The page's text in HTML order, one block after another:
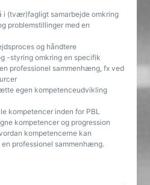
i (tvær)fagligt samarbejde omkring
problemstillinger med en
og håndtere
-styring omkring en specifik
professionel sammenhæng, fx ved
egen kompetenceudvikling
kompetencer inden for PBL
kompetencer og progression
kompetencerne kan
professionel sammenhæng.